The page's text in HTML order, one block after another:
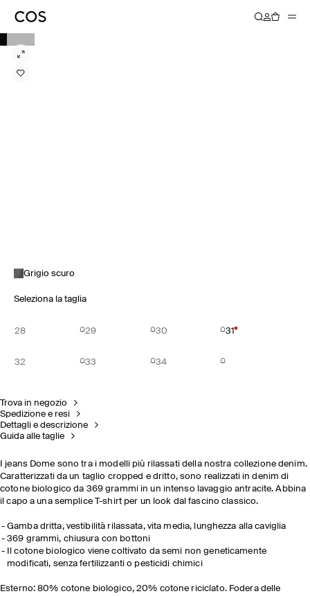
Grigio scuro
Seleziona la taglia
28 29 30 31
32 33 34
Trova in negozio
Spedizione e resi
Dettagli e descrizione
Guida alle taglie
I jeans Dome sono tra i modelli più rilassati della nostra collezione denim.
Caratterizzati da un taglio cropped e dritto, sono realizzati in denim di
cotone biologico da 369 grammi in un intenso lavaggio antracite. Abbina
il capo a una semplice T-shirt per un look dal fascino classico.
Gamba dritta, vestibilità rilassata, vita media, lunghezza alla caviglia
369 grammi, chiusura con bottoni
Il cotone biologico viene coltivato da semi non geneticamente
modificati, senza fertilizzanti o pesticidi chimici
Esterno: 80% cotone biologico, 20% cotone riciclato. Fodera delle